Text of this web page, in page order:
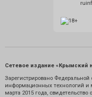
Сетевое издание «Крымский
Зарегистрировано
информационных технологий
марта 2015 года,